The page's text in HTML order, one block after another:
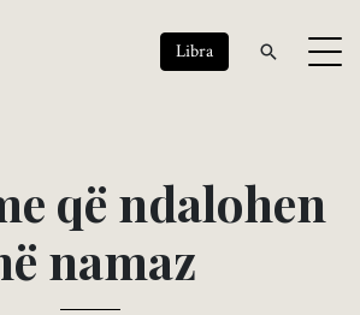
Libra
e që ndalohen
ë namaz